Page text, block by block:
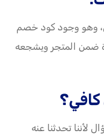
وهو وجود كود خصم
ضمن المتجر ويشجعه
كافي؟
لأننا تحدثنا عنه